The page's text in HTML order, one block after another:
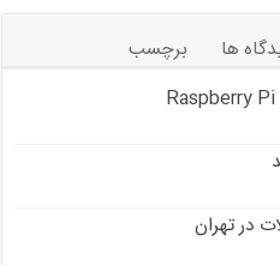
ها
برچسب
Raspberry
در تهران